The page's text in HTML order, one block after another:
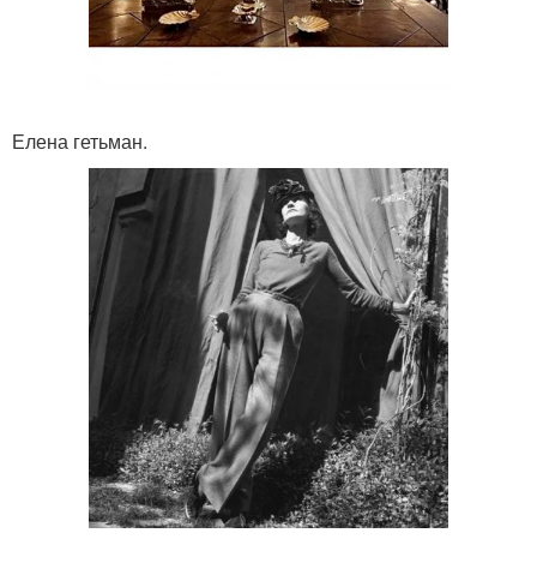
Елена гетьман.